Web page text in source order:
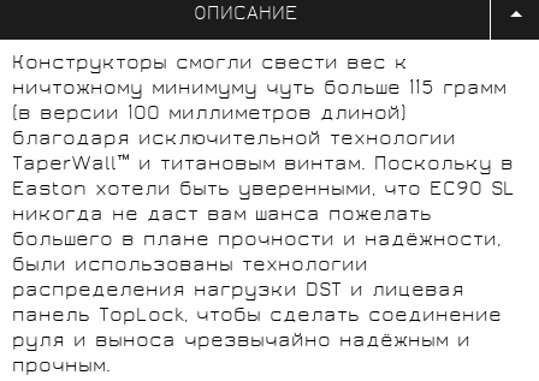
ОПИСАНИЕ
Конструкторы смогли свести вес к
ничтожному минимуму чуть больше 115 грамм
(в версии 100 миллиметров длиной)
благодаря исключительной технологии
TaperWall™ и титановым винтам. Поскольку в
Easton хотели быть уверенными, что EC90 SL
никогда не даст вам шанса пожелать
большего в плане прочности и надёжности,
были использованы технологии
распределения нагрузки DST и лицевая
панель TopLock, чтобы сделать соединение
руля и выноса чрезвычайно надёжным и
прочным.